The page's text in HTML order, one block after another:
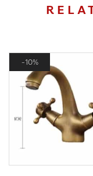
10%